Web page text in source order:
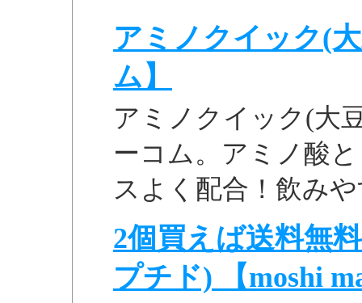
アミノクイック(
ム】
アミノクイック(大
ーコム。アミノ酸
スよく配合！飲み
2個買えば送料無
プチド) 【moshi